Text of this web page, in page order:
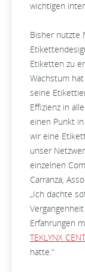
wichtigen
Bisher nutzte
Etiketten zu
Wachstum
seine
Effizienz in
einen Punkt
wir eine
unser
einzelnen
Carranza,
„Ich dachte
Erfahrungen
TEKLYNX
hatte.“